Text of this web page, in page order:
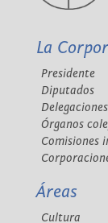
La
Presidente
Diputados
Delegaciones
Órganos
Comisiones
Áreas
Cultura